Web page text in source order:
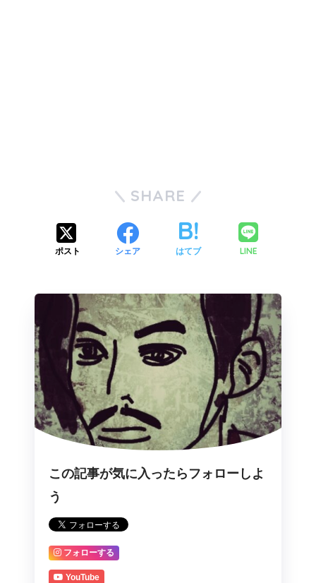
SHARE
ポスト シェア はてブ LINE
この記事が気に入ったらフォローしよ
う
フォローする
YouTube